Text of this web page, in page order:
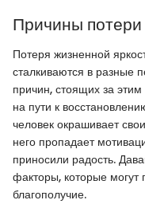
Причины потери
Потеря жизненной
сталкиваются в разные
причин, стоящих за
на пути к
человек окрашивает
него пропадает
приносили радость.
факторы, которые
благополучие.